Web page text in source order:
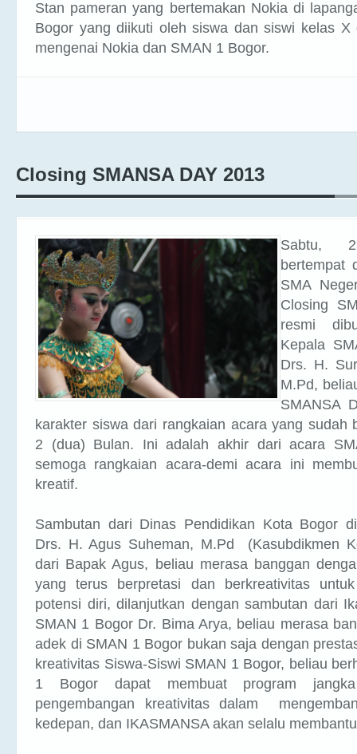
Stan pameran yang bertemakan Nokia di
Bogor yang diikuti oleh siswa dan siswi kelas
mengenai Nokia dan SMAN 1 Bogor.
Closing SMANSA DAY 2013
Sabtu,
bertempat
SMA
Closing
resmi
Kepala
Drs. H.
M.Pd,
SMANSA
karakter siswa dari rangkaian acara yang sudah
2 (dua) Bulan. Ini adalah akhir dari acara
semoga rangkaian acara-demi acara ini
kreatif.
Sambutan dari Dinas Pendidikan Kota Bogor
Drs. H. Agus Suheman, M.Pd (Kasubdikmen
dari Bapak Agus, beliau merasa banggan
yang terus berpretasi dan berkreativitas untuk
potensi diri, dilanjutkan dengan sambutan dari
SMAN 1 Bogor Dr. Bima Arya, beliau merasa
adek di SMAN 1 Bogor bukan saja dengan
kreativitas Siswa-Siswi SMAN 1 Bogor, beliau
1 Bogor dapat membuat program
pengembangan kreativitas dalam
kedepan, dan IKASMANSA akan selalu